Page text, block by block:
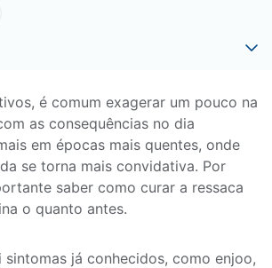
é comum exagerar um pouco na
as consequências no dia
em épocas mais quentes, onde
se torna mais convidativa. Por
saber como curar a ressaca
o quanto antes.
sintomas já conhecidos, como enjoo,